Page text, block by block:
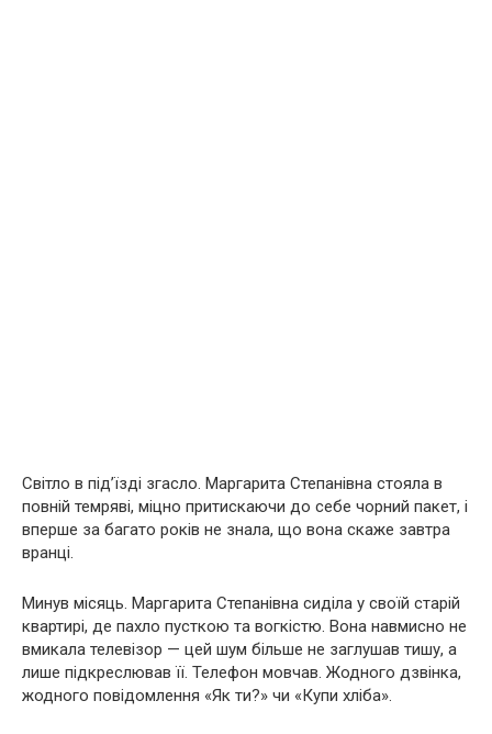
Світло в під’їзді згасло. Маргарита Степанівна стояла в
повній темряві, міцно притискаючи до себе чорний пакет, і
вперше за багато років не знала, що вона скаже завтра
вранці.
Минув місяць. Маргарита Степанівна сиділа у своїй старій
квартирі, де пахло пусткою та вогкістю. Вона навмисно не
вмикала телевізор — цей шум більше не заглушав тишу, а
лише підкреслював її. Телефон мовчав. Жодного дзвінка,
жодного повідомлення «Як ти?» чи «Купи хліба».